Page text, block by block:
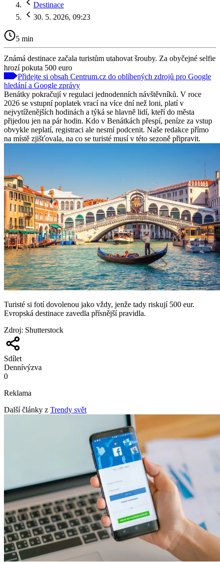
Destinace
30. 5. 2026, 09:23
5 min
Známá destinace začala turistům utahovat šrouby. Za obyčejné selfie
hrozí pokuta 500 euro
Přidejte si obsah Centrum.cz do oblíbených zdrojů pro Google
hledání a Google zprávy
Benátky pokračují v regulaci jednodenních návštěvníků. V roce
2026 se vstupní poplatek vrací na více dní než loni, platí v
nejvytíženějších hodinách a týká se hlavně lidí, kteří do města
přijedou jen na pár hodin. Kdo v Benátkách přespí, peníze za vstup
obvykle neplatí, registraci ale nesmí podcenit. Naše redakce přímo
na místě zjišťovala, na co se turisté musí v této sezoně připravit.
Turisté si fotí dovolenou jako vždy, jenže tady riskují 500 eur.
Evropská destinace zavedla přísnější pravidla.
Zdroj: Shutterstock
Sdílet
Dennívýzva
0
Reklama
Další články z Trendy svět